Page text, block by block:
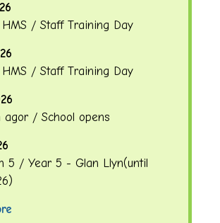
HMS / Staff Training Day
HMS / Staff Training Day
agor / School opens
5 / Year 5 - Glan Llyn(until
)